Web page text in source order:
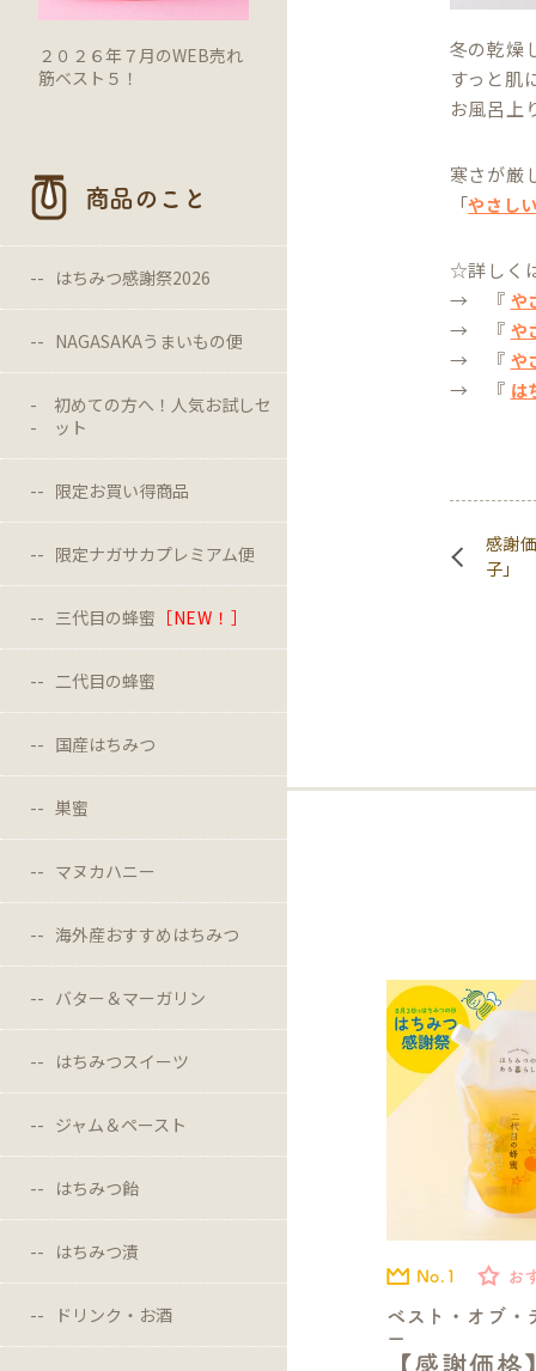
２０２６年７月のWEB売れ
筋ベスト５！
商品のこと
はちみつ感謝祭2026
NAGASAKAうまいもの便
初めての方へ！人気お試しセ
ット
限定お買い得商品
限定ナガサカプレミアム便
三代目の蜂蜜 ［NEW！］
二代目の蜂蜜
国産はちみつ
巣蜜
マヌカハニー
海外産おすすめはちみつ
バター＆マーガリン
はちみつスイーツ
ジャム＆ペースト
はちみつ飴
はちみつ漬
ドリンク・お酒
冬の乾燥
すっと肌
お風呂上
寒さが厳
「やさし
☆詳しく
→ 『 や
→ 『 や
→ 『 や
→ 『 は
感謝
子」
ベスト・オブ・
ー
【感謝価格
No.1 お